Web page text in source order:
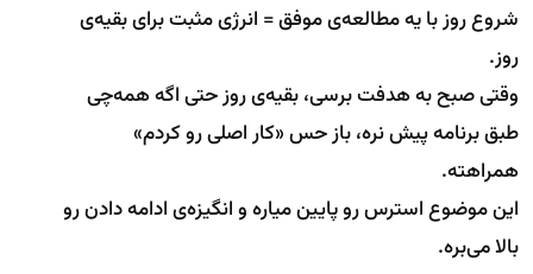
شروع روز با یه مطالعه‌ی موفق = انرژی مثبت برای بقیه‌ی
روز.
وقتی صبح به هدفت برسی، بقیه‌ی روز حتی اگه همه‌چی
طبق برنامه پیش نره، باز حس «کار اصلی رو کردم»
همراهته.
این موضوع استرس رو پایین میاره و انگیزه‌ی ادامه دادن رو
بالا می‌بره.